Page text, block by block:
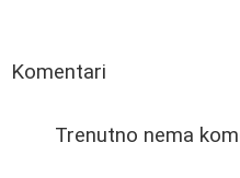
Komentari
Trenutno nema